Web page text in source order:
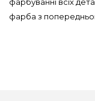
фарбуванні всіх
фарба з